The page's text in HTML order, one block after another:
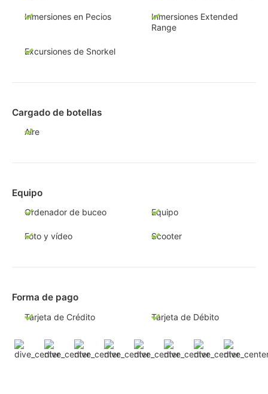
Inmersiones en Pecios
Inmersiones Extended
Range
Excursiones de Snorkel
Cargado de botellas
Aire
Equipo
Ordenador de buceo Equipo
Foto y vídeo Scooter
Forma de pago
Tarjeta de Crédito Tarjeta de Débito